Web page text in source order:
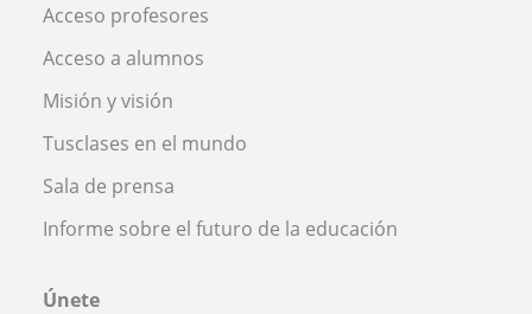
Acceso profesores
Acceso a alumnos
Misión y visión
Tusclases en el mundo
Sala de prensa
Informe sobre el futuro de la educación
Únete